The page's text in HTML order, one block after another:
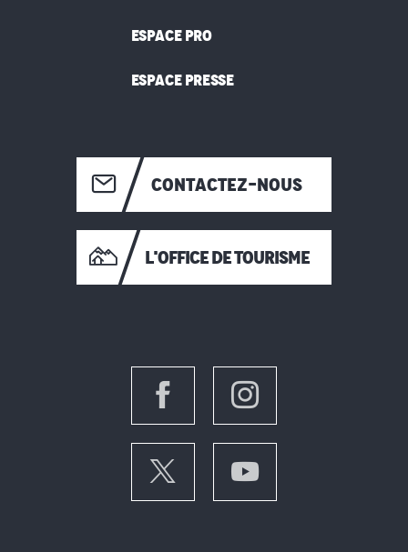
ESPACE PRO
ESPACE PRESSE
CONTACTEZ-NOUS
L'OFFICE DE TOURISME